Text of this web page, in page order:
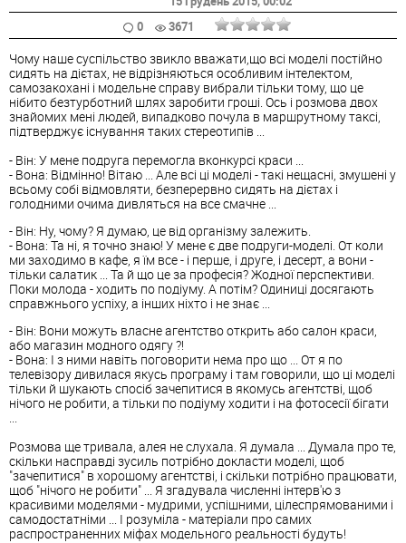
0
3671
Чому наше суспільство звикло вважати,що всі моделі постійно
сидять на дієтах, не відрізняються особливим інтелектом,
самозакохані і модельне справу вибрали тільки тому, що це
нібито безтурботний шлях заробити гроші. Ось і розмова двох
знайомих мені людей, випадково почула в маршрутному таксі,
підтверджує існування таких стереотипів ...
- Він: У мене подруга перемогла вконкурсі краси ...
- Вона: Відмінно! Вітаю ... Але всі ці моделі - такі нещасні, змушені у
всьому собі відмовляти, безперервно сидять на дієтах і
голодними очима дивляться на все смачне ...
- Він: Ну, чому? Я думаю, це від організму залежить.
- Вона: Та ні, я точно знаю! У мене є две подруги-моделі. От коли
ми заходимо в кафе, я їм все - і перше, і друге, і десерт, а вони -
тільки салатик ... Та й що це за професія? Жодної перспективи.
Поки молода - ходить по подіуму. А потім? Одиниці досягають
справжнього успіху, а інших ніхто і не знає ...
- Він: Вони можуть власне агентство открить або салон краси,
або магазин модного одягу ?!
- Вона: І з ними навіть поговорити нема про що ... От я по
телевізору дивилася якусь програму і там говорили, що ці моделі
тільки й шукають спосіб зачепитися в якомусь агентстві, щоб
нічого не робити, а тільки по подіуму ходити і на фотосесії бігати
Розмова ще тривала, алея не слухала. Я думала ... Думала про те,
скільки насправді зусиль потрібно докласти моделі, щоб
"зачепитися" в хорошому агентстві, і скільки потрібно працювати,
щоб "нічого не робити" ... Я згадувала численні інтерв'ю з
красивими моделями - мудрими, успішними, цілеспрямованими і
самодостатніми ... І розуміла - матеріали про самих
распространенних міфах модельного реальності будуть!